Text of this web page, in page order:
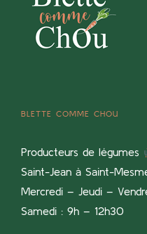
BLETTE COMME CHOU
Producteurs de légumes
Saint-Jean à Saint-
Mercredi – Jeudi –
Samedi : 9h – 12h30